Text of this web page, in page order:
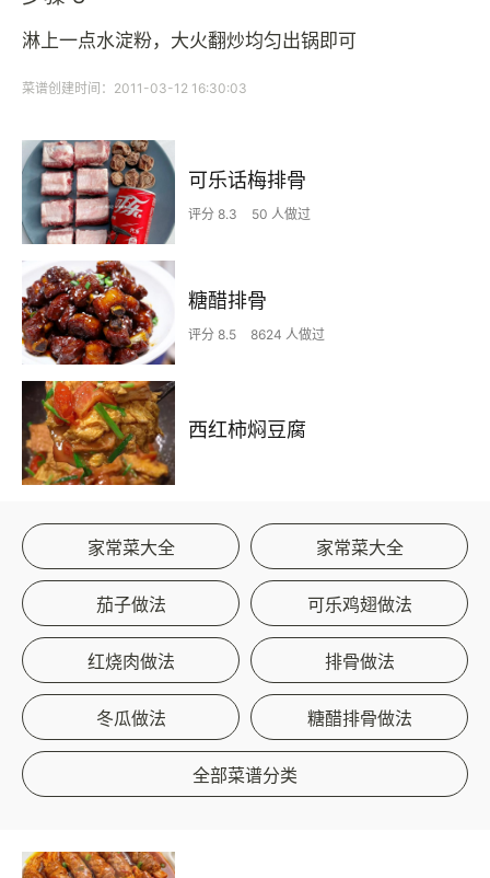
淋上一点水淀粉，大火翻炒均匀出锅即可
菜谱创建时间：2011-03-12 16:30:03
可乐话梅排骨
评分 8.3 50 人做过
糖醋排骨
评分 8.5 8624 人做过
西红柿焖豆腐
家常菜大全 家常菜大全
茄子做法 可乐鸡翅做法
红烧肉做法 排骨做法
冬瓜做法 糖醋排骨做法
全部菜谱分类